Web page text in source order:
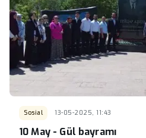
Sosial 13-05-2025, 11:43
10 May - Gül bayramı